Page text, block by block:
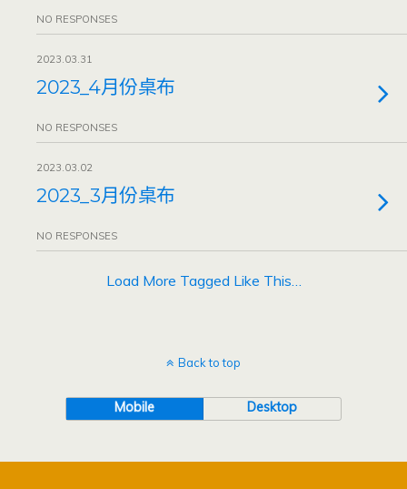
NO RESPONSES
2023.03.31
2023_4月份桌布
NO RESPONSES
2023.03.02
2023_3月份桌布
NO RESPONSES
Load More Tagged Like This…
Back to top
Mobile Desktop